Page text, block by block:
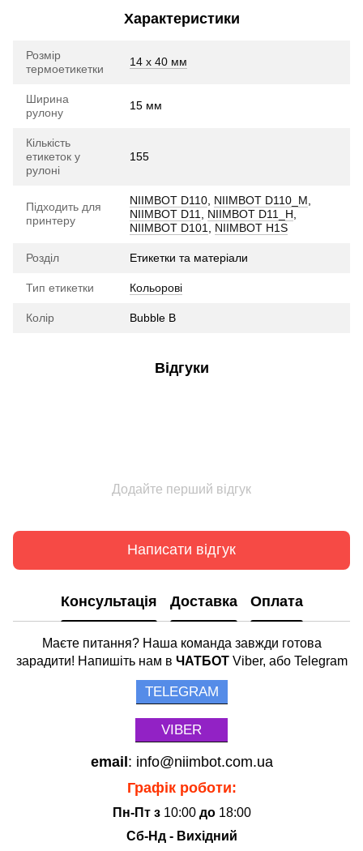
Характеристики
Розмір
термоетикетки
14 х 40 мм
Ширина
рулону
15 мм
Кількість
етикеток у
рулоні
155
Підходить для
принтеру
NIIMBOT D110 NIIMBOT D110_M
NIIMBOT D11
NIIMBOT D11_H
NIIMBOT D101
NIIMBOT H1S
Розділ Етикетки та матеріали
Тип етикетки Кольорові
Колір Bubble B
Відгуки
Додайте перший відгук
Написати відгук
Консультація Доставка Оплата
Маєте питання? Наша команда завжди готова
зарадити! Напишіть нам в ЧАТБОТViber, або Telegram
TELEGRAM
VIBER
email: info@niimbot.com.ua
Графік роботи:
Пн-Пт з 10:00до 18:00
Сб-Нд - Вихідний